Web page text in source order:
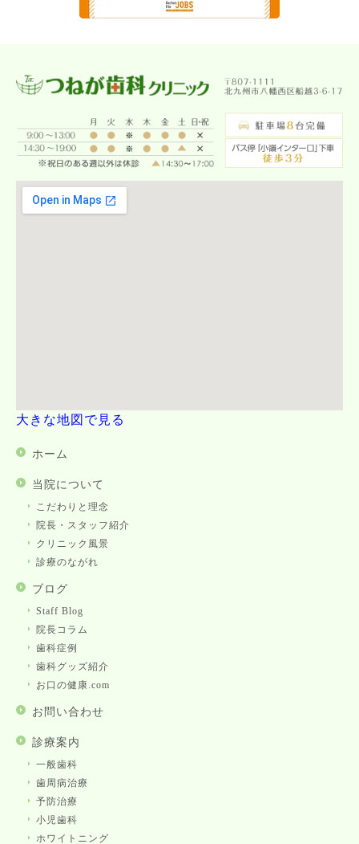
大きな地図で見る
ホーム
当院について
こだわりと理念
院長・スタッフ紹介
クリニック風景
診療のながれ
ブログ
Staff Blog
院長コラム
歯科症例
歯科グッズ紹介
お口の健康.com
お問い合わせ
診療案内
一般歯科
歯周病治療
予防治療
小児歯科
ホワイトニング